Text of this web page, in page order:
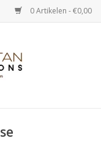
0 Artikelen - €0,00